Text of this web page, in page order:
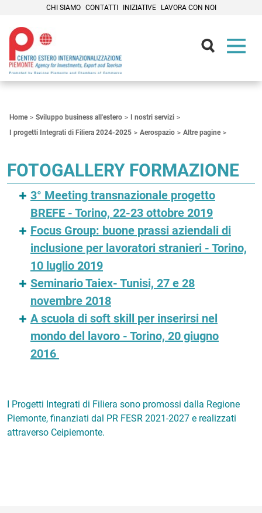
CHI SIAMO CONTATTI INIZIATIVE LAVORA CON NOI
Home Sviluppo business all'estero
I nostri servizi
I progetti Integrati di Filiera 2024-2025
Aerospazio Altre pagine
FOTOGALLERY FORMAZIONE
3° Meeting transnazionale progetto
BREFE - Torino, 22-23 ottobre 2019
Focus Group: buone prassi aziendali di
inclusione per lavoratori stranieri - Torino,
10 luglio 2019
Seminario Taiex- Tunisi, 27 e 28
novembre 2018
A scuola di soft skill per inserirsi nel
mondo del lavoro - Torino, 20 giugno
2016
I Progetti Integrati di Filiera sono promossi dalla Regione
Piemonte, finanziati dal PR FESR 2021-2027 e realizzati
attraverso Ceipiemonte.